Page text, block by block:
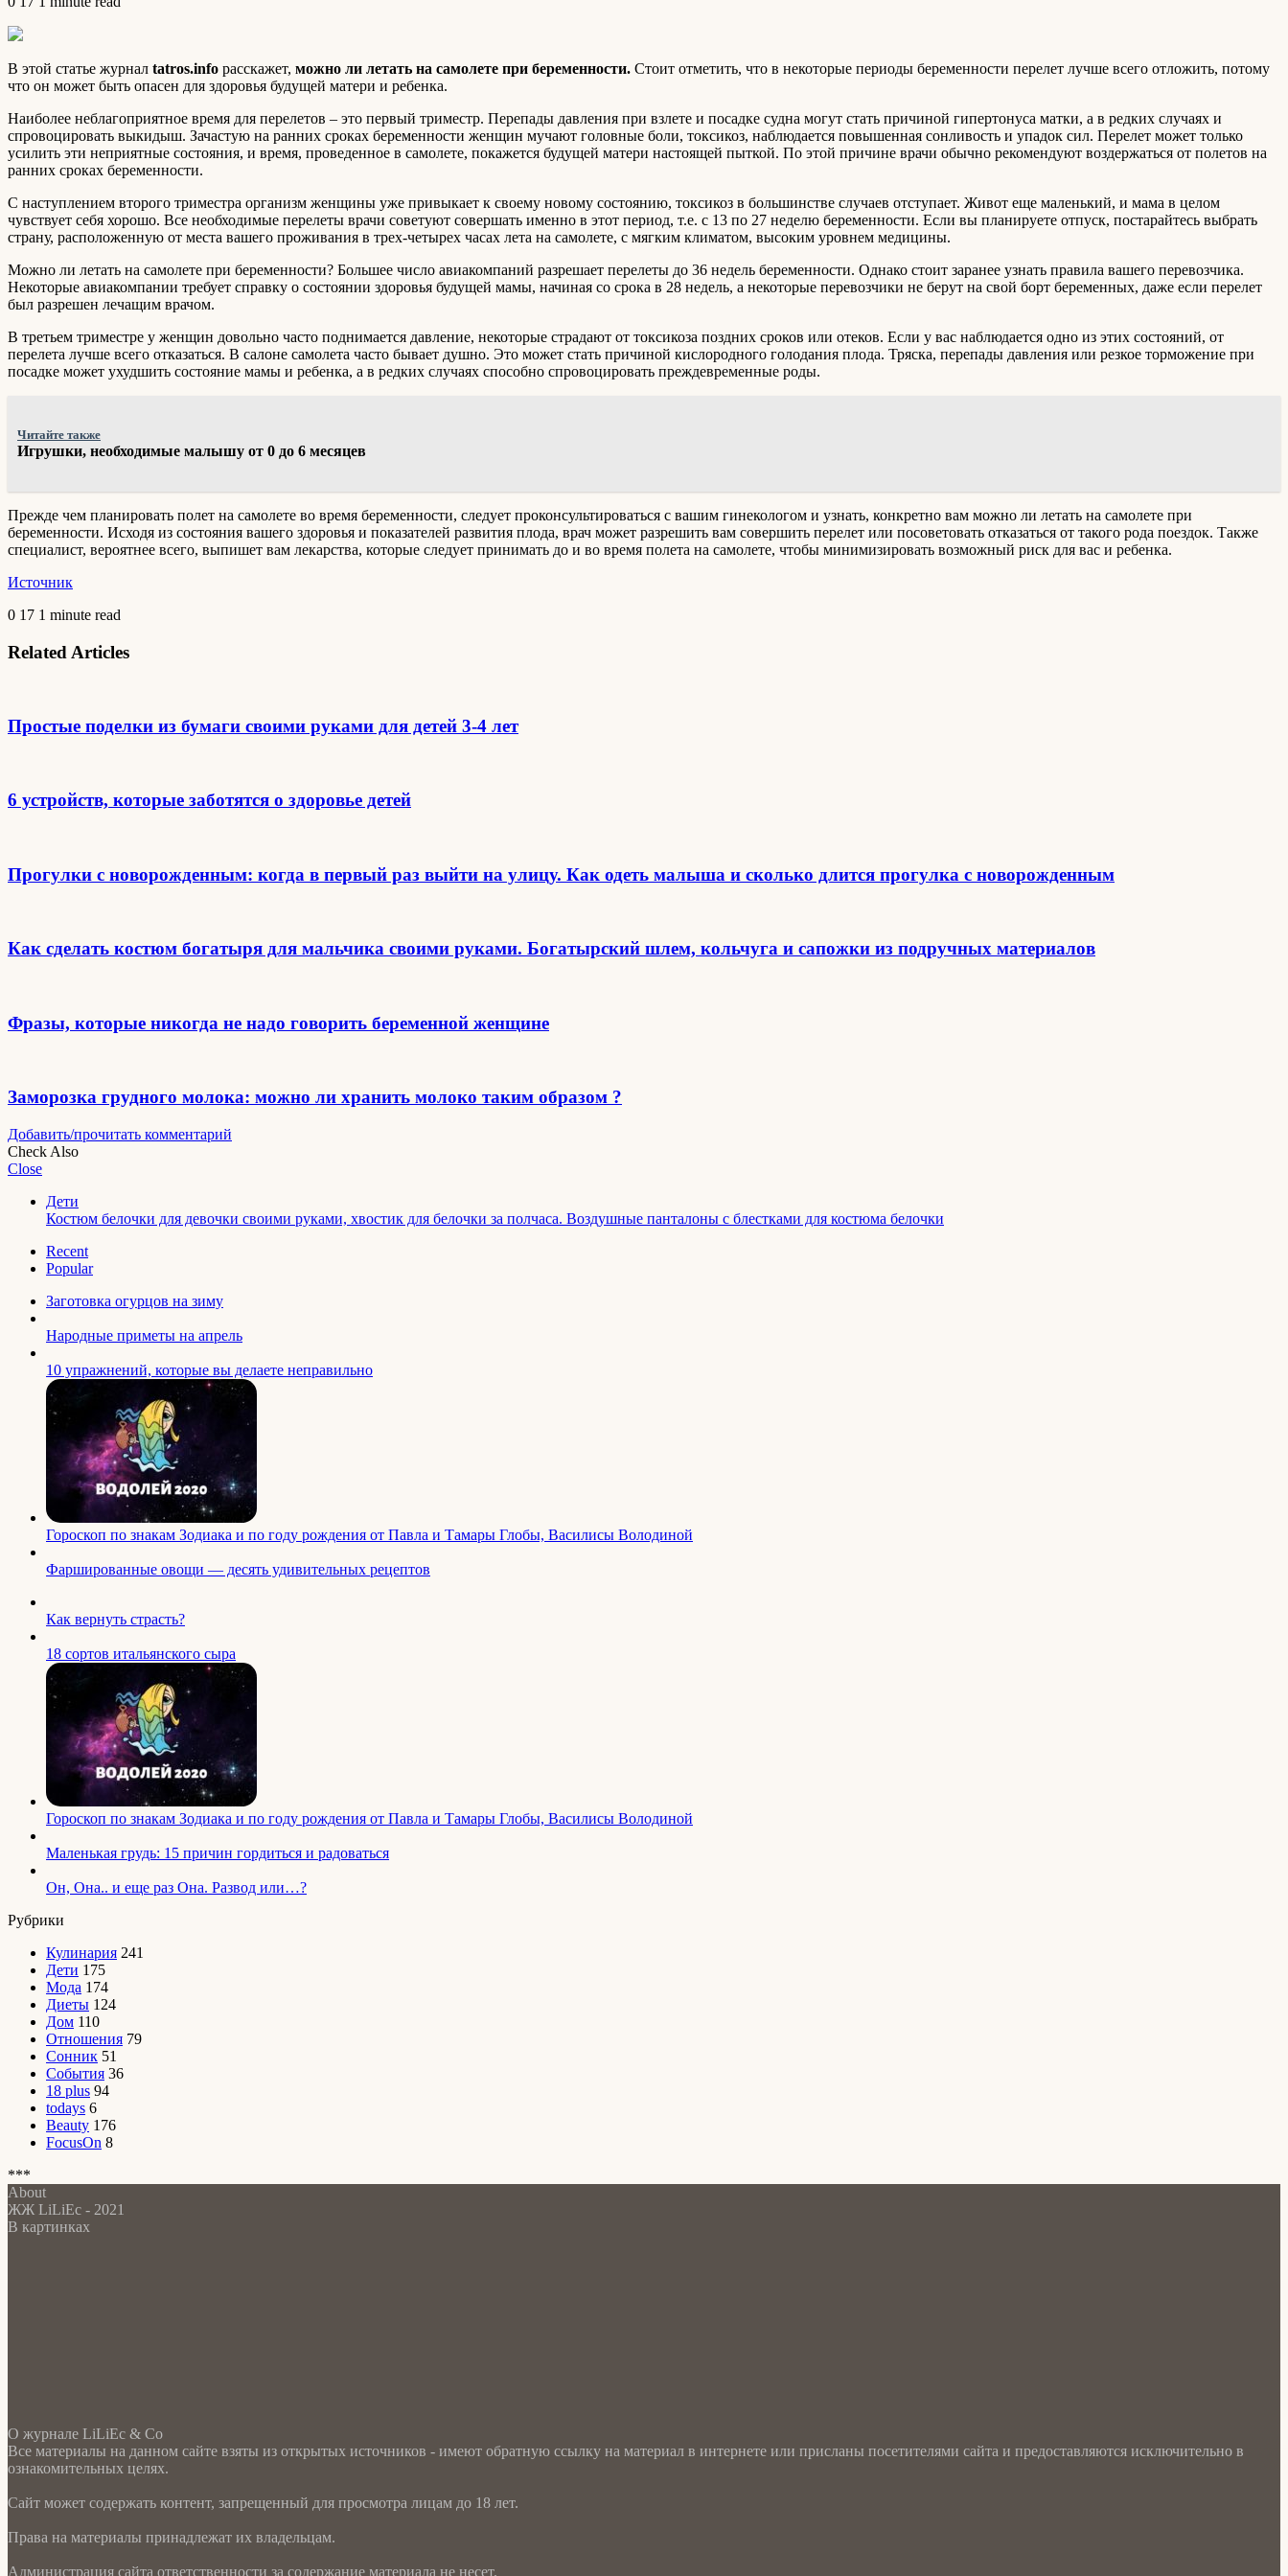
В этой статье журнал tatros.info расскажет, можно ли летать на самолете при беременности. Стоит отметить, что в некоторые периоды беременности перелет лучше всего отложить, потому
что он может быть опасен для здоровья будущей матери и ребенка.
Наиболее неблагоприятное время для перелетов – это первый триместр. Перепады давления при взлете и посадке судна могут стать причиной гипертонуса матки, а в редких случаях и
спровоцировать выкидыш. Зачастую на ранних сроках беременности женщин мучают головные боли, токсикоз, наблюдается повышенная сонливость и упадок сил. Перелет может только
усилить эти неприятные состояния, и время, проведенное в самолете, покажется будущей матери настоящей пыткой. По этой причине врачи обычно рекомендуют воздержаться от полетов на
ранних сроках беременности.
С наступлением второго триместра организм женщины уже привыкает к своему новому состоянию, токсикоз в большинстве случаев отступает. Живот еще маленький, и мама в целом
чувствует себя хорошо. Все необходимые перелеты врачи советуют совершать именно в этот период, т.е. с 13 по 27 неделю беременности. Если вы планируете отпуск, постарайтесь выбрать
страну, расположенную от места вашего проживания в трех-четырех часах лета на самолете, с мягким климатом, высоким уровнем медицины.
Можно ли летать на самолете при беременности? Большее число авиакомпаний разрешает перелеты до 36 недель беременности. Однако стоит заранее узнать правила вашего перевозчика.
Некоторые авиакомпании требует справку о состоянии здоровья будущей мамы, начиная со срока в 28 недель, а некоторые перевозчики не берут на свой борт беременных, даже если перелет
был разрешен лечащим врачом.
В третьем триместре у женщин довольно часто поднимается давление, некоторые страдают от токсикоза поздних сроков или отеков. Если у вас наблюдается одно из этих состояний, от
перелета лучше всего отказаться. В салоне самолета часто бывает душно. Это может стать причиной кислородного голодания плода. Тряска, перепады давления или резкое торможение при
посадке может ухудшить состояние мамы и ребенка, а в редких случаях способно спровоцировать преждевременные роды.
Читайте также
Игрушки, необходимые малышу от 0 до 6 месяцев
Прежде чем планировать полет на самолете во время беременности, следует проконсультироваться с вашим гинекологом и узнать, конкретно вам можно ли летать на самолете при
беременности. Исходя из состояния вашего здоровья и показателей развития плода, врач может разрешить вам совершить перелет или посоветовать отказаться от такого рода поездок. Также
специалист, вероятнее всего, выпишет вам лекарства, которые следует принимать до и во время полета на самолете, чтобы минимизировать возможный риск для вас и ребенка.
Источник
0 17 1 minute read
Related Articles
Простые поделки из бумаги своими руками для детей 3-4 лет
6 устройств, которые заботятся о здоровье детей
Прогулки с новорожденным: когда в первый раз выйти на улицу. Как одеть малыша и сколько длится прогулка с новорожденным
Как сделать костюм богатыря для мальчика своими руками. Богатырский шлем, кольчуга и сапожки из подручных материалов
Фразы, которые никогда не надо говорить беременной женщине
Заморозка грудного молока: можно ли хранить молоко таким образом ?
Добавить/прочитать комментарий
Check Also
Close
Дети
Костюм белочки для девочки своими руками, хвостик для белочки за полчаса. Воздушные панталоны с блестками для костюма белочки
Recent
Popular
Заготовка огурцов на зиму
Народные приметы на апрель
10 упражнений, которые вы делаете неправильно
Гороскоп по знакам Зодиака и по году рождения от Павла и Тамары Глобы, Василисы Володиной
Фаршированные овощи — десять удивительных рецептов
Как вернуть страсть?
18 сортов итальянского сыра
Гороскоп по знакам Зодиака и по году рождения от Павла и Тамары Глобы, Василисы Володиной
Маленькая грудь: 15 причин гордиться и радоваться
Он, Она.. и еще раз Она. Развод или…?
Рубрики
Кулинария 241
Дети 175
Мода 174
Диеты 124
Дом 110
Отношения 79
Сонник 51
События 36
18 plus 94
todays 6
Beauty 176
FocusOn 8
***
About
ЖЖ LiLiEc - 2021
В картинках
О журнале LiLiEc & Co
Все материалы на данном сайте взяты из открытых источников - имеют обратную ссылку на материал в интернете или присланы посетителями сайта и предоставляются исключительно в
ознакомительных целях.
Сайт может содержать контент, запрещенный для просмотра лицам до 18 лет.
Права на материалы принадлежат их владельцам.
Администрация сайта ответственности за содержание материала не несет.